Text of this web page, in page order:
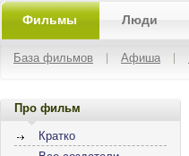
Фильмы Люди
База фильмов Афиша
Про фильм
Кратко